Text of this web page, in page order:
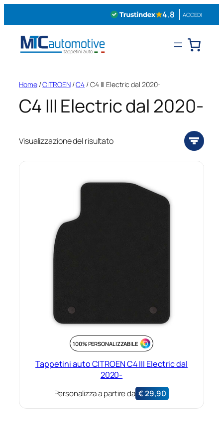
★4.8 ACCEDI
Home/CITROEN/C4 / C4 III Electric dal 2020-
C4 III Electric dal 2020-
Visualizzazione del risultato
100% PERSONALIZZABILE
Tappetini auto CITROEN C4 III Electric dal
2020-
Personalizza a partire da €29,90